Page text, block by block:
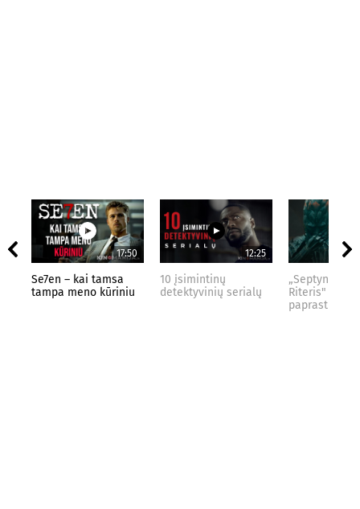
17:50
Se7en – kai tamsa
tampa meno kūriniu
12:25
10 įsimintinų
detektyvinių serialų
„Septynių
Riteris" – kai
paprastumas